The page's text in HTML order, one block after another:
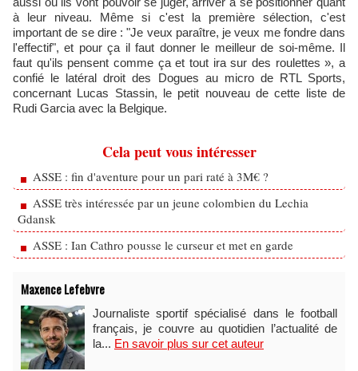
à leur niveau. Même si c'est la première sélection, c'est
important de se dire : "Je veux paraître, je veux me fondre dans
l'effectif", et pour ça il faut donner le meilleur de soi-même. Il
faut qu'ils pensent comme ça et tout ira sur des roulettes », a
confié le latéral droit des Dogues au micro de RTL Sports,
concernant Lucas Stassin, le petit nouveau de cette liste de
Rudi Garcia avec la Belgique.
Cela peut vous intéresser
ASSE : fin d'aventure pour un pari raté à 3M€ ?
ASSE très intéressée par un jeune colombien du Lechia
Gdansk
ASSE : Ian Cathro pousse le curseur et met en garde
Maxence Lefebvre
Journaliste sportif spécialisé dans le football
français, je couvre au quotidien l’actualité de
la... En savoir plus sur cet auteur